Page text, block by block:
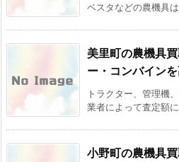
ベスタなどの農機具
美里町の農機具
ー・コンバイン
トラクター、管理機
業者によって査定額
小野町の農機具